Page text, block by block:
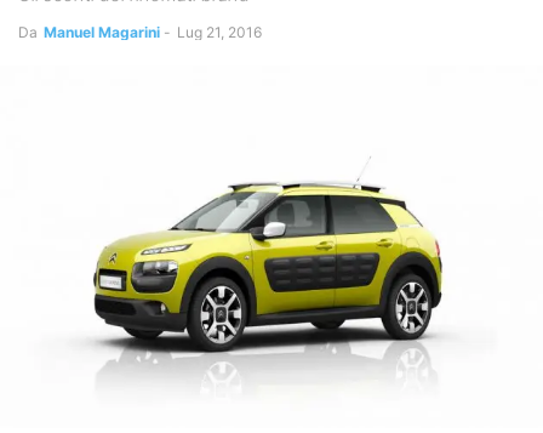
Da Manuel Magarini - Lug 21, 2016